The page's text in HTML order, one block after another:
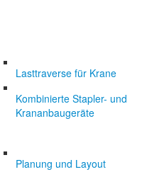
Lasttraverse für Krane
Kombinierte Stapler- und
Krananbaugeräte
Planung und Layout